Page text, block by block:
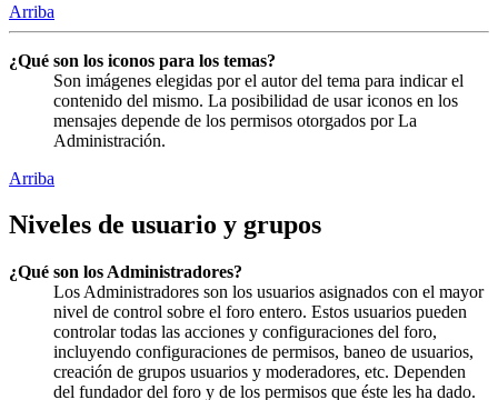
Arriba
¿Qué son los iconos para los temas?
Son imágenes elegidas por el autor del tema para indicar el
contenido del mismo. La posibilidad de usar iconos en los
mensajes depende de los permisos otorgados por La
Administración.
Arriba
Niveles de usuario y grupos
¿Qué son los Administradores?
Los Administradores son los usuarios asignados con el mayor
nivel de control sobre el foro entero. Estos usuarios pueden
controlar todas las acciones y configuraciones del foro,
incluyendo configuraciones de permisos, baneo de usuarios,
creación de grupos usuarios y moderadores, etc. Dependen
del fundador del foro y de los permisos que éste les ha dado.